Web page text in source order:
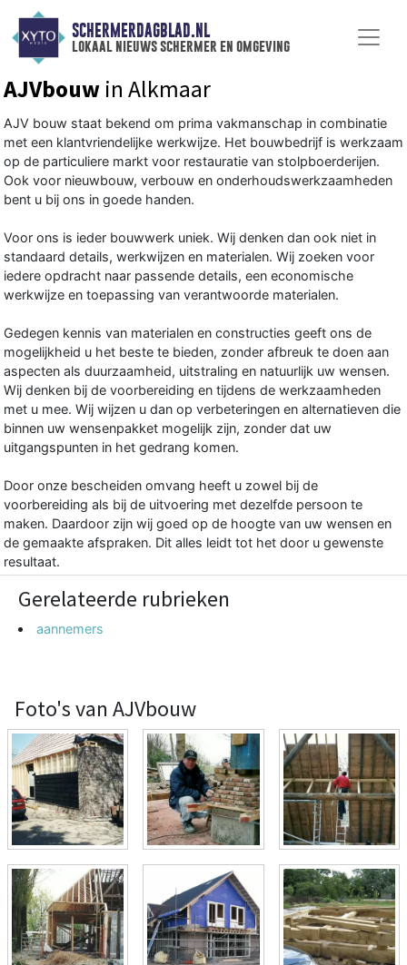
SCHERMERDAGBLAD.NL
lokaal nieuws schermer en omgeving
AJVbouw in Alkmaar
AJV bouw staat bekend om prima vakmanschap in combinatie
met een klantvriendelijke werkwijze. Het bouwbedrijf is werkzaam
op de particuliere markt voor restauratie van stolpboerderijen.
Ook voor nieuwbouw, verbouw en onderhoudswerkzaamheden
bent u bij ons in goede handen.
Voor ons is ieder bouwwerk uniek. Wij denken dan ook niet in
standaard details, werkwijzen en materialen. Wij zoeken voor
iedere opdracht naar passende details, een economische
werkwijze en toepassing van verantwoorde materialen.
Gedegen kennis van materialen en constructies geeft ons de
mogelijkheid u het beste te bieden, zonder afbreuk te doen aan
aspecten als duurzaamheid, uitstraling en natuurlijk uw wensen.
Wij denken bij de voorbereiding en tijdens de werkzaamheden
met u mee. Wij wijzen u dan op verbeteringen en alternatieven die
binnen uw wensenpakket mogelijk zijn, zonder dat uw
uitgangspunten in het gedrang komen.
Door onze bescheiden omvang heeft u zowel bij de
voorbereiding als bij de uitvoering met dezelfde persoon te
maken. Daardoor zijn wij goed op de hoogte van uw wensen en
de gemaakte afspraken. Dit alles leidt tot het door u gewenste
resultaat.
Gerelateerde rubrieken
aannemers
Foto's van AJVbouw